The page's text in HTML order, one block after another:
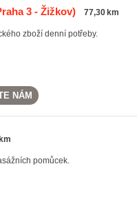
3 - Žižkov) 77,30 km
zboží denní potřeby.
NÁM
pomůcek.